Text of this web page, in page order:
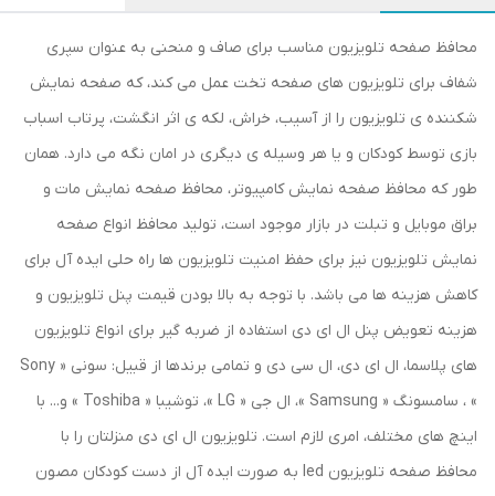
محافظ صفحه تلویزیون مناسب برای صاف و منحنی به عنوان سپری
شفاف برای تلویزیون های صفحه تخت عمل می کند، که صفحه نمایش
شکننده ی تلویزیون را از آسیب، خراش، لکه ی اثر انگشت، پرتاب اسباب
بازی توسط کودکان و یا هر وسیله ی دیگری در امان نگه می دارد. همان
طور که محافظ صفحه نمایش کامپیوتر، محافظ صفحه نمایش مات و
براق موبایل و تبلت در بازار موجود است، تولید محافظ انواع صفحه
نمایش تلویزیون نیز برای حفظ امنیت تلویزیون ها راه حلی ایده آل برای
کاهش هزینه ها می باشد. با توجه به بالا بودن قیمت پنل تلویزیون و
هزینه تعویض پنل ال ای دی استفاده از ضربه گیر برای انواع تلویزیون
های پلاسما، ال ای دی، ال سی دی و تمامی برندها از قبیل: سونی « Sony
» ، سامسونگ « Samsung »، ال جی « LG »، توشیبا « Toshiba » و... با
اینچ های مختلف، امری لازم است. تلویزیون ال ای دی منزلتان را با
محافظ صفحه تلویزیون led به صورت ایده آل از دست کودکان مصون